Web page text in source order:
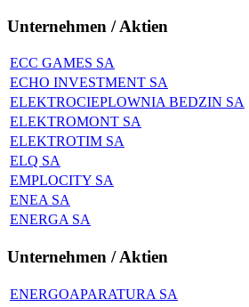
Unternehmen / Aktien
ECC GAMES SA
ECHO INVESTMENT SA
ELEKTROCIEPLOWNIA BEDZIN SA
ELEKTROMONT SA
ELEKTROTIM SA
ELQ SA
EMPLOCITY SA
ENEA SA
ENERGA SA
Unternehmen / Aktien
ENERGOAPARATURA SA